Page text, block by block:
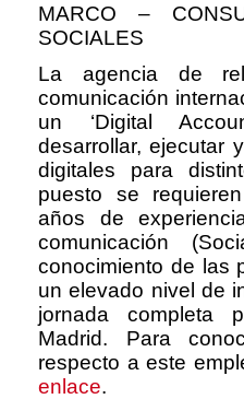
MARCO –
SOCIALES
La agencia de
comunicación
un ‘Digital
desarrollar, ejecutar
digitales para
puesto se
años de
comunicación
conocimiento de las
un elevado nivel de
jornada completa
Madrid. Para
respecto a este
enlace.